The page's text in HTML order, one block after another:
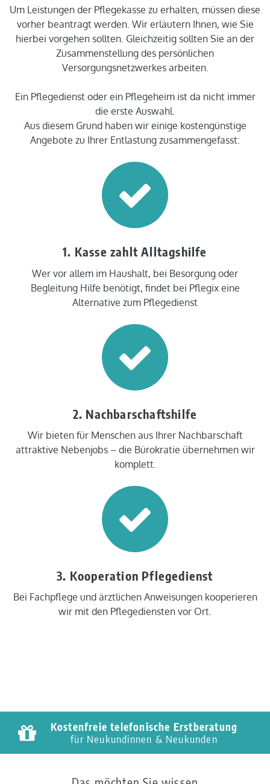
Um Leistungen der Pflegekasse zu erhalten, müssen diese
vorher beantragt werden. Wir erläutern Ihnen, wie Sie
hierbei vorgehen sollten. Gleichzeitig sollten Sie an der
Zusammenstellung des persönlichen
Versorgungsnetzwerkes arbeiten.
Ein Pflegedienst oder ein Pflegeheim ist da nicht immer
die erste Auswahl.
Aus diesem Grund haben wir einige kostengünstige
Angebote zu Ihrer Entlastung zusammengefasst:
1. Kasse zahlt Alltagshilfe
Wer vor allem im Haushalt, bei Besorgung oder
Begleitung Hilfe benötigt, findet bei Pflegix eine
Alternative zum Pflegedienst
2. Nachbarschaftshilfe
Wir bieten für Menschen aus Ihrer Nachbarschaft
attraktive Nebenjobs – die Bürokratie übernehmen wir
komplett.
3. Kooperation Pflegedienst
Bei Fachpflege und ärztlichen Anweisungen kooperieren
wir mit den Pflegediensten vor Ort.
Kostenfreie telefonische Erstberatung
für Neukundinnen & Neukunden